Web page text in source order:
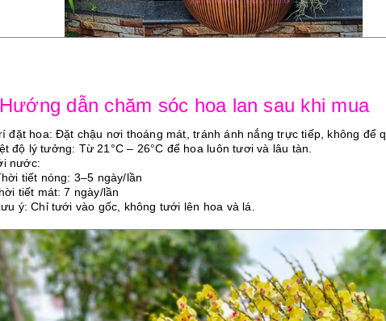
dẫn chăm sóc hoa lan sau khi mua
đặt hoa: Đặt chậu nơi thoáng mát, tránh ánh nắng trực tiếp, không để
độ lý tưởng: Từ 21°C – 26°C để hoa luôn tươi và lâu tàn.
nước:
tiết nóng: 3–5 ngày/lần
tiết mát: 7 ngày/lần
ý: Chỉ tưới vào gốc, không tưới lên hoa và lá.